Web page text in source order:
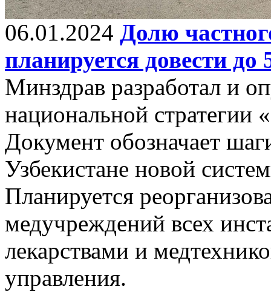
06.01.2024 Долю
планируется довести до
Минздрав разработал и
национальной стратегии
Документ обозначает
Узбекистане новой
Планируется
медучреждений всех
лекарствами и
управления.